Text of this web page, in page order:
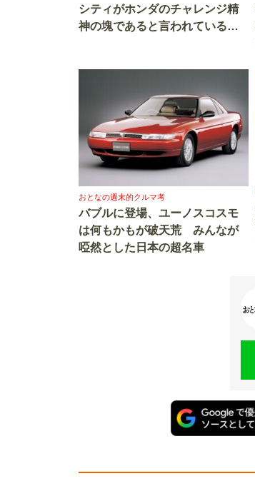
シティがホンダのチャレンジ精
神の塊であると言われている理
おとなの週末的クルマ考
バブルに登場、ユーノスコスモ
は何もかもが破天荒 みんなが
啞然とした日本の超名車